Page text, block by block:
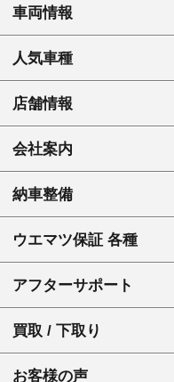
車両情報
人気車種
店舗情報
会社案内
納車整備
ウエマツ保証 各種
アフターサポート
買取 / 下取り
お客様の声